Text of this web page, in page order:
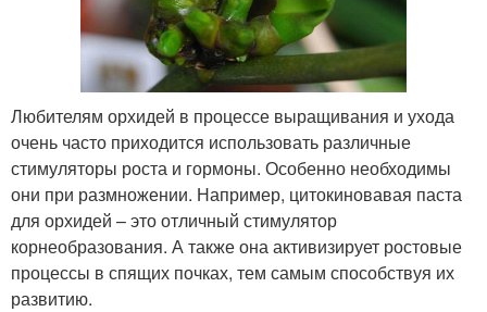
Любителям орхидей в процессе выращивания и ухода
очень часто приходится использовать различные
стимуляторы роста и гормоны. Особенно необходимы
они при размножении. Например, цитокиновавая паста
для орхидей – это отличный стимулятор
корнеобразования. А также она активизирует ростовые
процессы в спящих почках, тем самым способствуя их
развитию.